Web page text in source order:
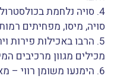
4. סויה נלחמת
סויה, מיסו, מפחיתים
5. הרבו באכילות פירות
מכילים מגוון מרכיבים
6. הימנעו משומן רווי –